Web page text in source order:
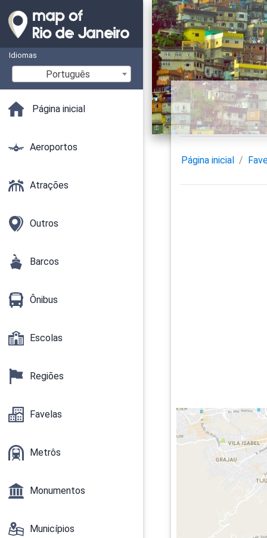
Idiomas
Português
Página inicial
Aeroportos
Atrações
Outros
Barcos
Ônibus
Escolas
Regiões
Favelas
Metrôs
Monumentos
Municípios
Página inicial